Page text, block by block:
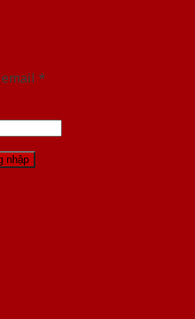
*
nhập